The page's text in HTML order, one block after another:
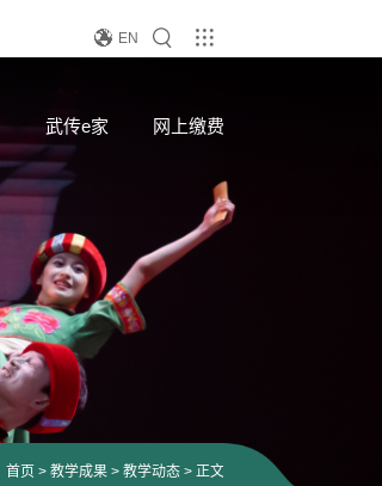
EN
武传e家 网上缴费
首页 > 教学成果 > 教学动态 > 正文